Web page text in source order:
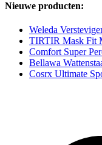
Nieuwe producten:
Weleda
TIRTIR Mask Fit
Comfort Super
Bellawa
Cosrx Ultimate